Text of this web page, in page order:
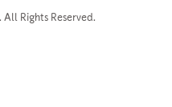
Rights Reserved.